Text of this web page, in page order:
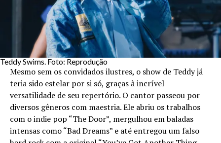
Teddy Swims. Foto: Reprodução
Mesmo sem os convidados ilustres, o show de Teddy já
teria sido estelar por si só, graças à incrível
versatilidade de seu repertório. O cantor passeou por
diversos gêneros com maestria. Ele abriu os trabalhos
com o indie pop “The Door”, mergulhou em baladas
intensas como “Bad Dreams” e até entregou um falso